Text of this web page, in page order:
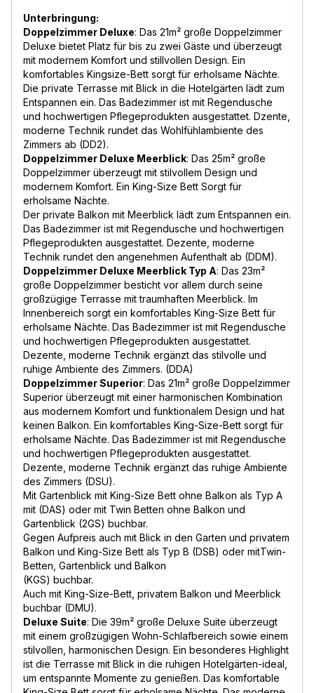
Unterbringung:
Doppelzimmer Deluxe: Das 21m² große Doppelzimmer
Deluxe bietet Platz für bis zu zwei Gäste und überzeugt
mit modernem Komfort und stillvollen Design. Ein
komfortables Kingsize-Bett sorgt für erholsame Nächte.
Die private Terrasse mit Blick in die Hotelgärten lädt zum
Entspannen ein. Das Badezimmer ist mit Regendusche
und hochwertigen Pflegeprodukten ausgestattet. Dzente,
moderne Technik rundet das Wohlfühlambiente des
Zimmers ab (DD2).
Doppelzimmer Deluxe Meerblick: Das 25m² große
Doppelzimmer überzeugt mit stilvollem Design und
modernem Komfort. Ein King-Size Bett Sorgt für
erholsame Nächte.
Der private Balkon mit Meerblick lädt zum Entspannen ein.
Das Badezimmer ist mit Regendusche und hochwertigen
Pflegeprodukten ausgestattet. Dezente, moderne
Technik rundet den angenehmen Aufenthalt ab (DDM).
Doppelzimmer Deluxe Meerblick Typ A: Das 23m²
große Doppelzimmer besticht vor allem durch seine
großzügige Terrasse mit traumhaften Meerblick. Im
Innenbereich sorgt ein komfortables King-Size Bett für
erholsame Nächte. Das Badezimmer ist mit Regendusche
und hochwertigen Pflegeprodukten ausgestattet.
Dezente, moderne Technik ergänzt das stilvolle und
ruhige Ambiente des Zimmers. (DDA)
Doppelzimmer Superior: Das 21m² große Doppelzimmer
Superior überzeugt mit einer harmonischen Kombination
aus modernem Komfort und funktionalem Design und hat
keinen Balkon. Ein komfortables King-Size-Bett sorgt für
erholsame Nächte. Das Badezimmer ist mit Regendusche
und hochwertigen Pflegeprodukten ausgestattet.
Dezente, moderne Technik ergänzt das ruhige Ambiente
des Zimmers (DSU).
Mit Gartenblick mit King-Size Bett ohne Balkon als Typ A
mit (DAS) oder mit Twin Betten ohne Balkon und
Gartenblick (2GS) buchbar.
Gegen Aufpreis auch mit Blick in den Garten und privatem
Balkon und King-Size Bett als Typ B (DSB) oder mitTwin-
Betten, Gartenblick und Balkon
(KGS) buchbar.
Auch mit King-Size-Bett, privatem Balkon und Meerblick
buchbar (DMU).
Deluxe Suite: Die 39m² große Deluxe Suite überzeugt
mit einem großzügigen Wohn-Schlafbereich sowie einem
stilvollen, harmonischen Design. Ein besonderes Highlight
ist die Terrasse mit Blick in die ruhigen Hotelgärten-ideal,
um entspannte Momente zu genießen. Das komfortable